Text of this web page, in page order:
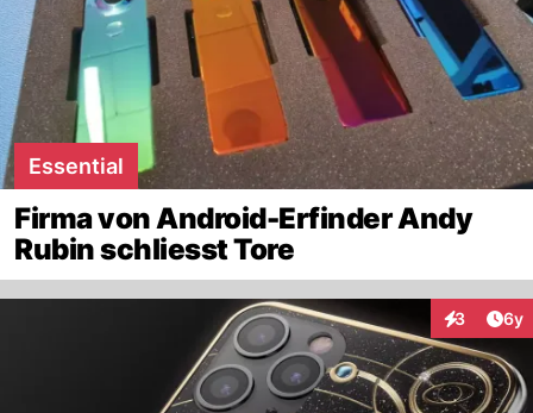
Essential
Firma von Android-Erfinder Andy
Rubin schliesst Tore
3 6y